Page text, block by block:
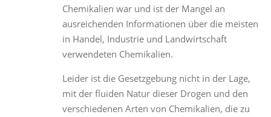
Chemikalien war und ist der Mangel an
ausreichenden Informationen über die meisten
in Handel, Industrie und Landwirtschaft
verwendeten Chemikalien.
Leider ist die Gesetzgebung nicht in der Lage,
mit der fluiden Natur dieser Drogen und den
verschiedenen Arten von Chemikalien, die zu